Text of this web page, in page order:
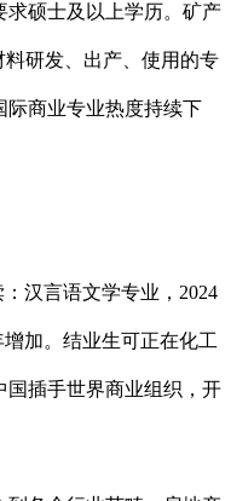
硕士及以上学历。矿产
研发、出产、使用的专
际商业专业热度持续下
汉言语文学专业，2024
加。结业生可正在化工
国插手世界商业组织，开